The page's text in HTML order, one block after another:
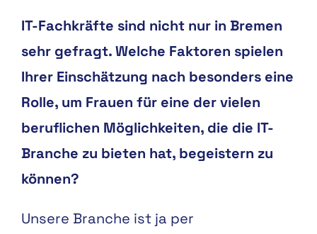
IT-Fachkräfte sind nicht nur in Bremen
sehr gefragt. Welche Faktoren spielen
Ihrer Einschätzung nach besonders eine
Rolle, um Frauen für eine der vielen
beruflichen Möglichkeiten, die die IT-
Branche zu bieten hat, begeistern zu
können?
Unsere Branche ist ja per